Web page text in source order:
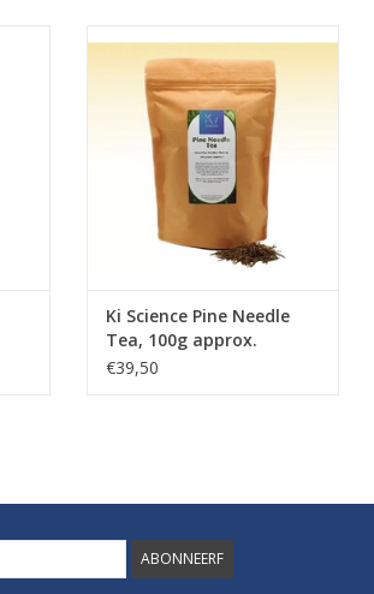
Ki Science Pine Needle
Tea, 100g approx.
€39,50
ABONNEERF